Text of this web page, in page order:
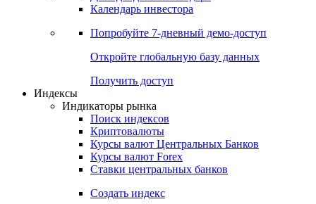
Календарь инвестора
Попробуйте 7-дневный демо-доступ
Откройте глобальную базу данных
Получить доступ
Индексы
Индикаторы рынка
Поиск индексов
Криптовалюты
Курсы валют Центральных Банков
Курсы валют Forex
Ставки центральных банков
Создать индекс